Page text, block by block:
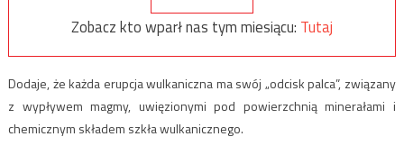
Zobacz kto wparł nas tym miesiącu: Tutaj
Dodaje, że każda erupcja wulkaniczna ma swój „odcisk palca”, związany
z wypływem magmy, uwięzionymi pod powierzchnią minerałami i
chemicznym składem szkła wulkanicznego.